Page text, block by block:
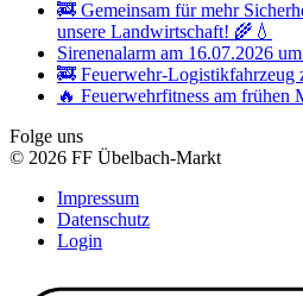
🚒 Gemeinsam für mehr
unsere Landwirtschaft! 🌾💧
Sirenenalarm am 16.07.2026
🚒 Feuerwehr-Logistikfahrzeug
🔥 Feuerwehrfitness am frühen
Folge uns
© 2026 FF Übelbach-Markt
Impressum
Datenschutz
Login